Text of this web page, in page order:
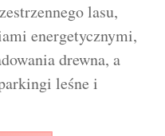
lasu,
energetycznymi,
drewna, a
leśne i